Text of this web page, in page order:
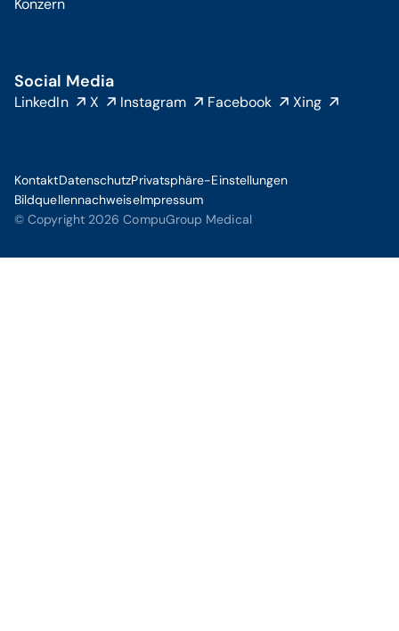
Konzern
Social Media
LinkedIn X Instagram Facebook Xing
© Copyright 2026 CompuGroup Medical
KontaktDatenschutzPrivatsphäre-Einstellungen
BildquellennachweiseImpressum